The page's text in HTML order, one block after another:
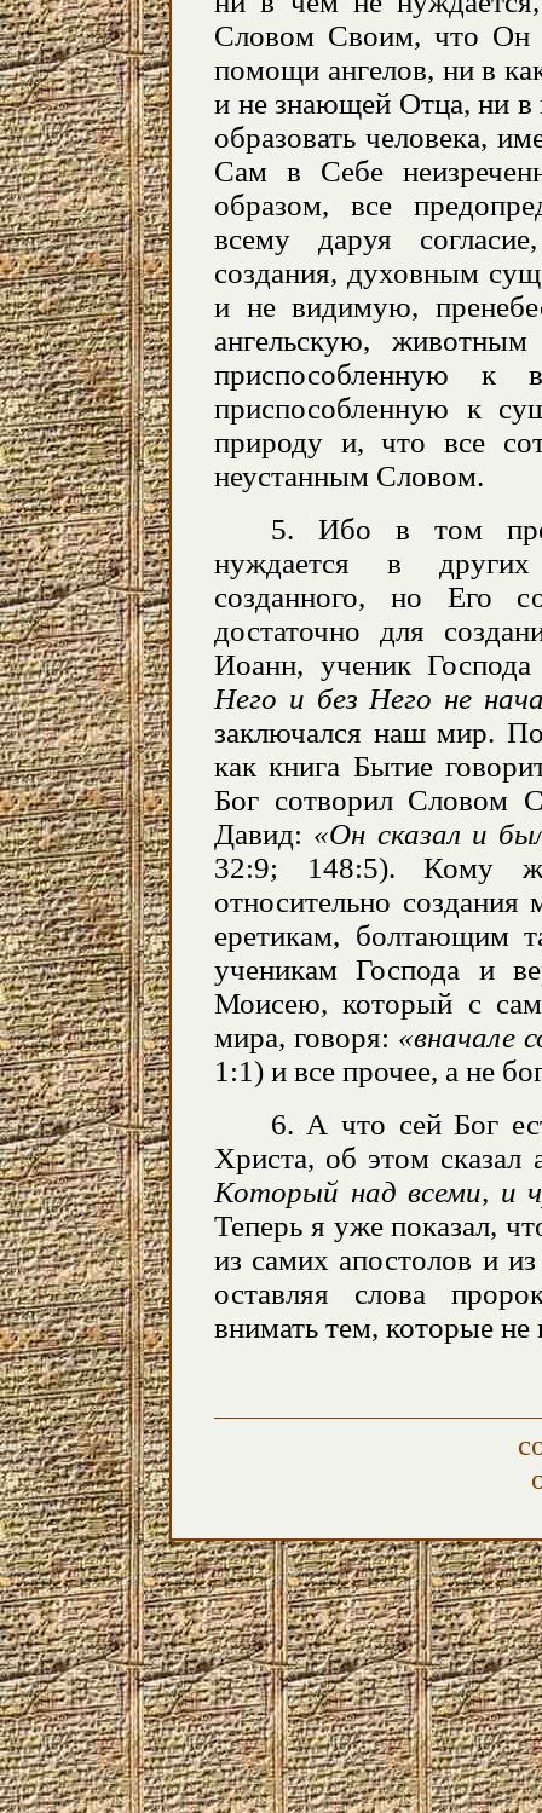
Словом Своим, что Он
помощи ангелов, ни в
и не знающей Отца, ни в
образовать человека,
Сам в Себе
образом, все
всему даруя
создания, духовным
и не видимую,
ангельскую,
приспособленную
приспособленную к
природу и, что все
неустанным Словом.
5. Ибо в том
нуждается в
созданного, но Его
достаточно для
Иоанн, ученик
Него и без Него не
заключался наш мир.
как книга Бытие
Бог сотворил Словом
Давид: «Он сказал и
32:9; 148:5). Кому
относительно
еретикам, болтающим
ученикам Господа и
Моисею, который с
мира, говоря: «вначале
1:1) и все прочее, а не
6. А что сей Бог
Христа, об этом сказал
Который над всеми, и
Теперь я уже показал,
из самих апостолов и
оставляя слова
внимать тем, которые не